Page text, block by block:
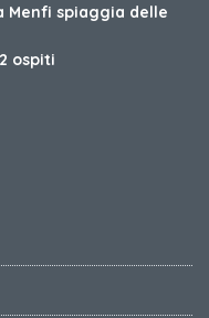
Menfi spiaggia delle
ospiti